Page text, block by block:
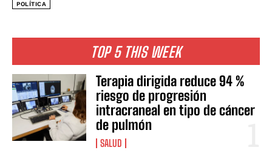
TOP 5 THIS WEEK
Terapia dirigida reduce 94 %
riesgo de progresión
intracraneal en tipo de cáncer
de pulmón
SALUD
POLÍTICA